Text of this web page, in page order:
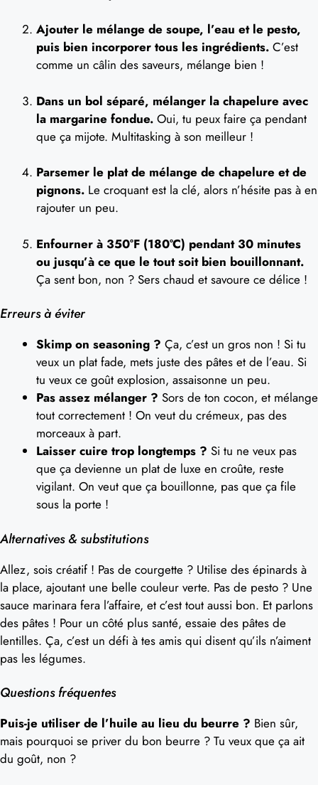
Ajouter le mélange de soupe, l’eau et le pesto,
puis bien incorporer tous les ingrédients. C’est
comme un câlin des saveurs, mélange bien !
Dans un bol séparé, mélanger la chapelure avec
la margarine fondue. Oui, tu peux faire ça pendant
que ça mijote. Multitasking à son meilleur !
Parsemer le plat de mélange de chapelure et de
pignons. Le croquant est la clé, alors n’hésite pas à en
rajouter un peu.
Enfourner à 350°F (180°C) pendant 30 minutes
ou jusqu’à ce que le tout soit bien bouillonnant.
Ça sent bon, non ? Sers chaud et savoure ce délice !
Erreurs à éviter
Skimp on seasoning ? Ça, c’est un gros non ! Si tu
veux un plat fade, mets juste des pâtes et de l’eau. Si
tu veux ce goût explosion, assaisonne un peu.
Pas assez mélanger ? Sors de ton cocon, et mélange
tout correctement ! On veut du crémeux, pas des
morceaux à part.
Laisser cuire trop longtemps ? Si tu ne veux pas
que ça devienne un plat de luxe en croûte, reste
vigilant. On veut que ça bouillonne, pas que ça file
sous la porte !
Alternatives & substitutions
Allez, sois créatif ! Pas de courgette ? Utilise des épinards à
la place, ajoutant une belle couleur verte. Pas de pesto ? Une
sauce marinara fera l’affaire, et c’est tout aussi bon. Et parlons
des pâtes ! Pour un côté plus santé, essaie des pâtes de
lentilles. Ça, c’est un défi à tes amis qui disent qu’ils n’aiment
pas les légumes.
Questions fréquentes
Puis-je utiliser de l’huile au lieu du beurre ? Bien sûr,
mais pourquoi se priver du bon beurre ? Tu veux que ça ait
du goût, non ?